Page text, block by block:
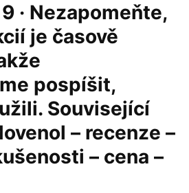
· Nezapomeňte,
je časově
pospíšit,
Související
– recenze –
– cena –